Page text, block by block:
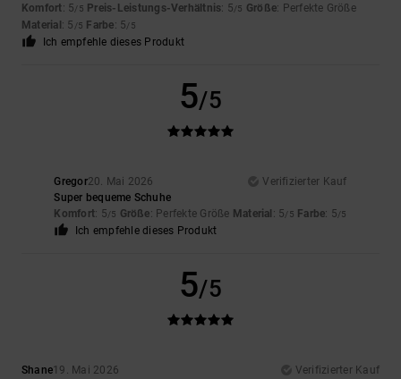
Komfort: 5/5 Preis-Leistungs-Verhältnis: 5/5 Größe: Perfekte Größe
Material : 5 /5 Farbe: 5/5
Ich empfehle dieses Produkt
5/5
Gregor20. Mai 2026
Verifizierter Kauf
Super bequeme Schuhe
Komfort: 5/5 Größe: Perfekte Größe Material : 5/5 Farbe: 5/5
Ich empfehle dieses Produkt
5/5
Shane19. Mai 2026
Verifizierter Kauf